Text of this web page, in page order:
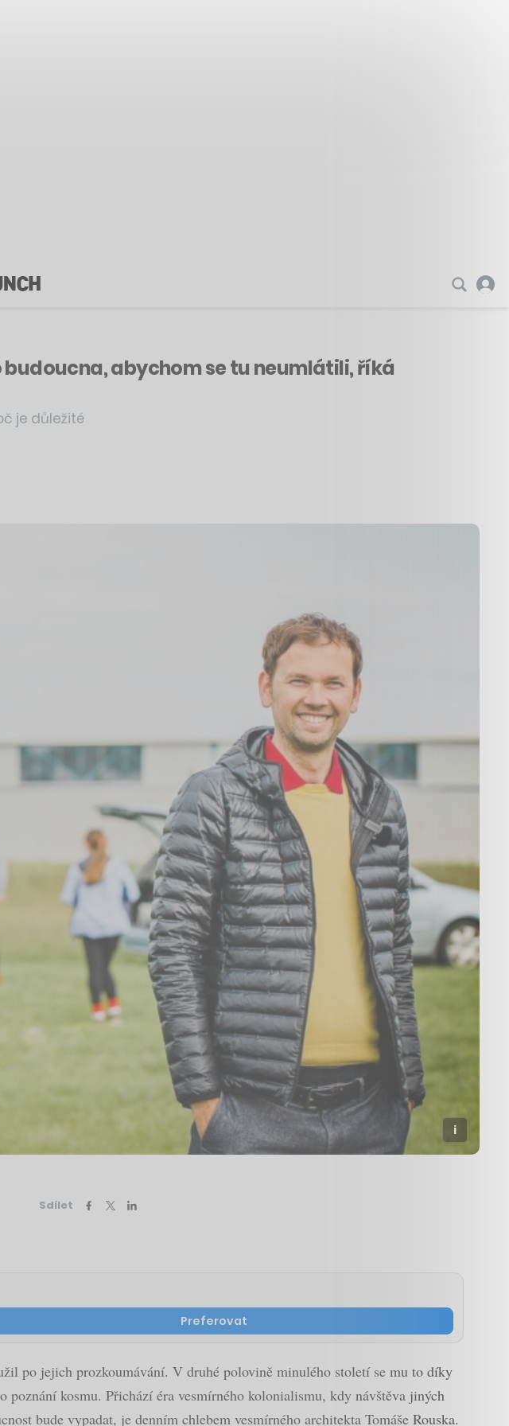
budoucna, abychom se tu neumlátili, říká
je důležité
Sdílet
Preferovat
po jejich prozkoumávání. V druhé polovině minulého století se mu to díky
kosmu. Přichází éra vesmírného kolonialismu, kdy návštěva jiných
bude vypadat, je denním chlebem vesmírného architekta Tomáše Rouska.